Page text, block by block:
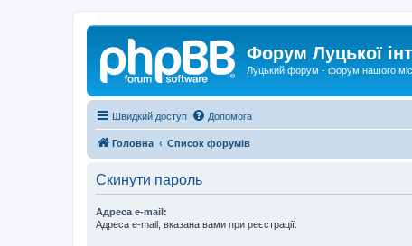
Форум Луцької
Луцький форум - форум нашого
Швидкий доступ Допомога
Головна Список форумів
Скинути пароль
Адреса e-mail:
Адреса e-mail, вказана вами при реєстрації.